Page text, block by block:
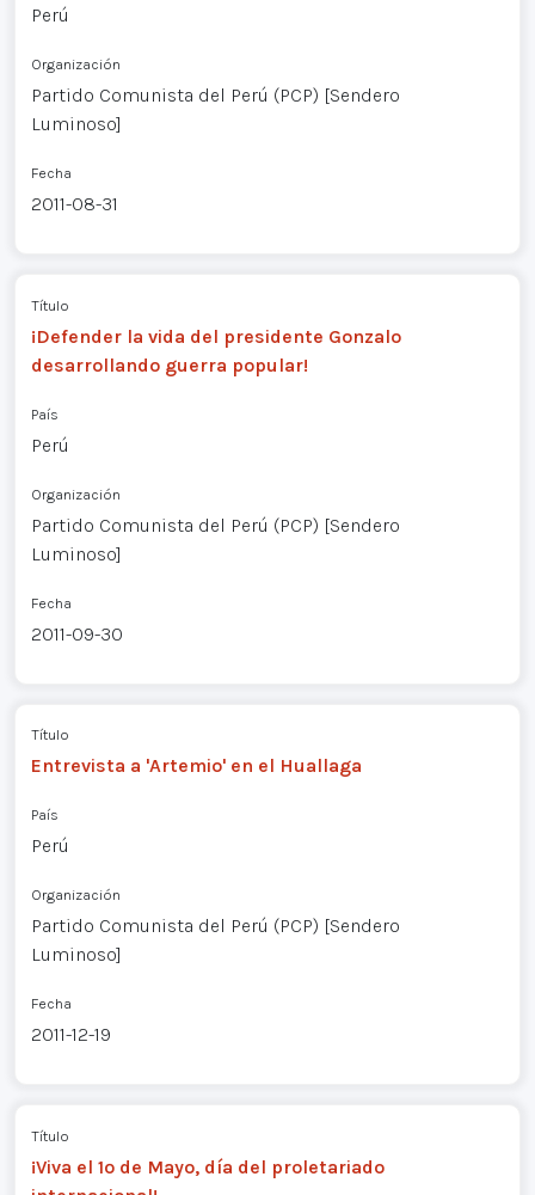
Perú
Organización
Partido Comunista del Perú (PCP) [Sendero
Luminoso]
Fecha
2011-08-31
Título
¡Defender la vida del presidente Gonzalo
desarrollando guerra popular!
País
Perú
Organización
Partido Comunista del Perú (PCP) [Sendero
Luminoso]
Fecha
2011-09-30
Título
Entrevista a 'Artemio' en el Huallaga
País
Perú
Organización
Partido Comunista del Perú (PCP) [Sendero
Luminoso]
Fecha
2011-12-19
Título
¡Viva el 1º de Mayo, día del proletariado